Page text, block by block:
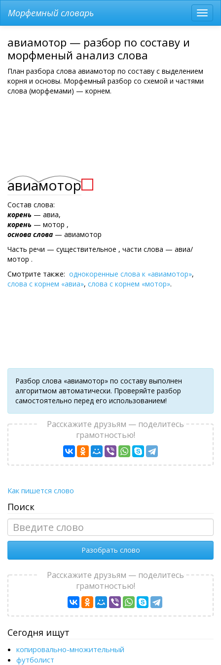
меню
Морфемный словарь
авиамотор — разбор по составу и
морфменый анализ слова
План разбора слова авиамотор по составу с выделением
корня и основы. Морфемный разбор со схемой и частями
слова (морфемами) — корнем.
авиамотор
Состав слова:
корень — авиа,
корень — мотор ,
основа слова — авиамотор
Часть речи — существительное , части слова — авиа/
мотор .
Смотрите также: однокоренные слова к «авиамотор»,
слова с корнем «авиа», слова с корнем «мотор».
Разбор слова «авиамотор» по составу выполнен
алгоритмом автоматически. Проверяйте разбор
самостоятельно перед его использованием!
Расскажите друзьям — поделитесь
грамотностью!
Как пишется слово
Поиск
Разобрать слово
Расскажите друзьям — поделитесь
грамотностью!
Сегодня ищут
копировально-множительный
футболист